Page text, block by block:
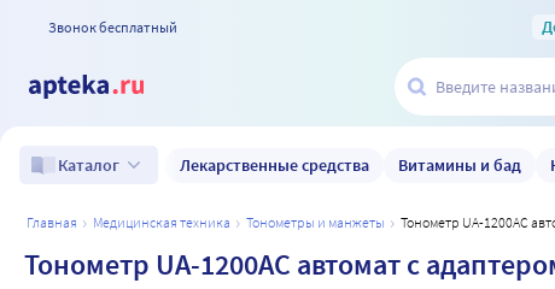
Звонок бесплатный
Каталог Лекарственные средства Витамины и бад
главная медицинская техника тонометры и манжеты Тонометр UA-1200AC
Тонометр UA-1200AC автомат с